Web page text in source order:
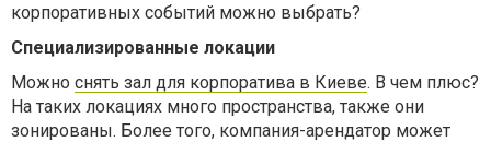
корпоративных событий можно выбрать?
Специализированные локации
Можно снять зал для корпоратива в Киеве. В чем плюс?
На таких локациях много пространства, также они
зонированы. Более того, компания-арендатор может